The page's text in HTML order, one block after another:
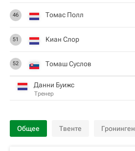
46 Томас Полл
51 Киан Слор
52 Томаш Суслов
Данни Буижс
Тренер
Общее Твенте Гронинген